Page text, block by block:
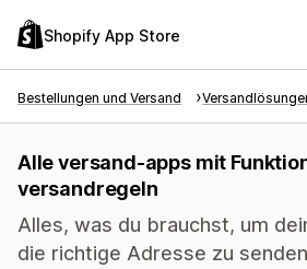
Shopify App Store
Bestellungen und Versand
Alle versand-apps mit
versandregeln
Alles, was du brauchst, um
die richtige Adresse zu